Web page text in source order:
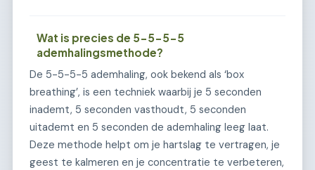
Wat is precies de 5-5-5-5
ademhalingsmethode?
De 5-5-5-5 ademhaling, ook bekend als ‘box
breathing’, is een techniek waarbij je 5 seconden
inademt, 5 seconden vasthoudt, 5 seconden
uitademt en 5 seconden de ademhaling leeg laat.
Deze methode helpt om je hartslag te vertragen, je
geest te kalmeren en je concentratie te verbeteren,